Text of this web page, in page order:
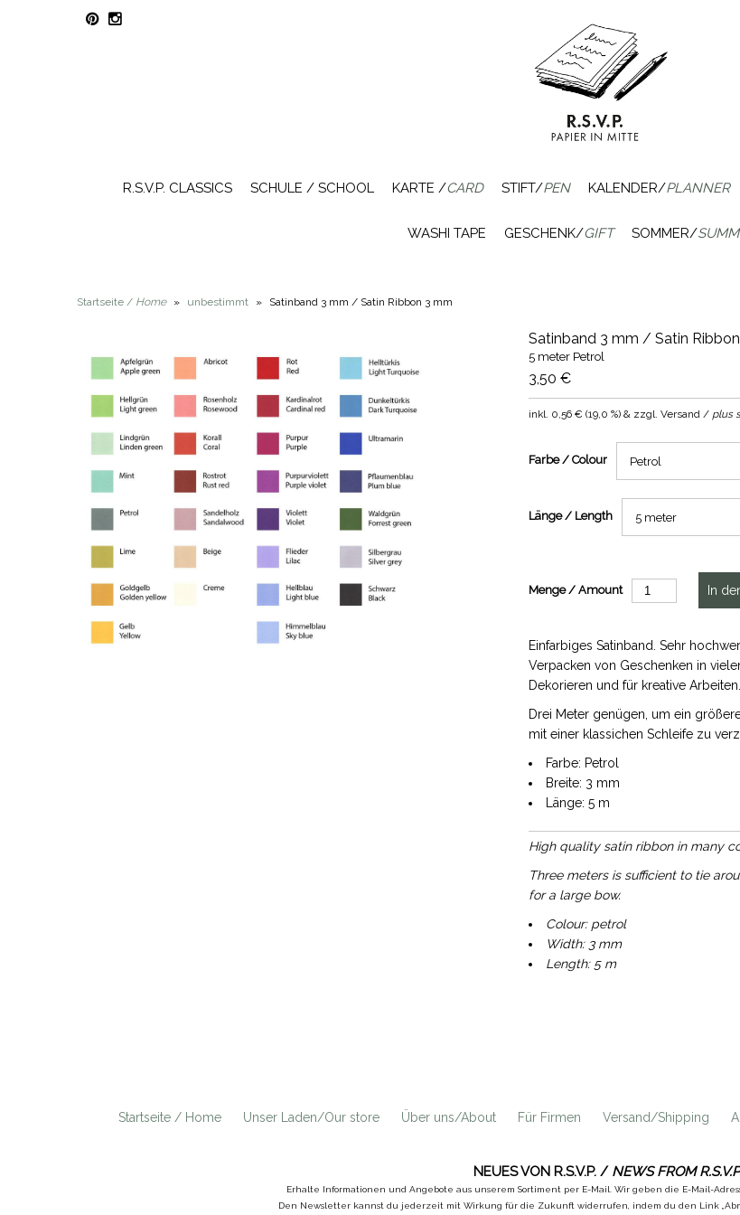
R.S.V.P. CLASSICS SCHULE / SCHOOL KARTE /CARD STIFT/PEN KALENDER/PLANNER
WASHI TAPE GESCHENK/GIFT SOMMER/
Startseite / Home » unbestimmt » Satinband 3 mm / Satin Ribbon 3 mm
Satinband 3 mm / Satin
5 meter Petrol
3,50 €
inkl. 0,56 € (19,0 %) & zzgl. Versand / plus
Farbe / Colour
Länge / Length
Menge / Amount
Einfarbiges Satinband. Sehr
Verpacken von Geschenken in
Dekorieren und für kreative Arbeiten.
Drei Meter genügen, um ein
mit einer klassichen Schleife zu
Farbe: Petrol
Breite: 3 mm
Länge: 5 m
High quality satin ribbon in many
Three meters is sufficient to tie
for a large bow.
Colour: petrol
Width: 3 mm
Length: 5 m
Startseite / Home Unser Laden/Our store Über uns/About Für Firmen Versand/Shipping
NEUES VON R.S.V.P. / NEWS FROM
Erhalte Informationen und Angebote aus unserem Sortiment per E-Mail. Wir geben die E-Mail-
Den Newsletter kannst du jederzeit mit Wirkung für die Zukunft widerrufen, indem du den Link